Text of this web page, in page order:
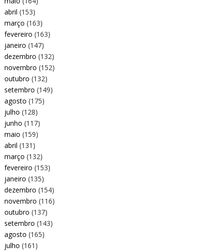
abril (153)
março (163)
fevereiro (163)
janeiro (147)
dezembro (132)
novembro (152)
outubro (132)
setembro (149)
agosto (175)
julho (128)
junho (117)
maio (159)
abril (131)
março (132)
fevereiro (153)
janeiro (135)
dezembro (154)
novembro (116)
outubro (137)
setembro (143)
agosto (165)
julho (161)